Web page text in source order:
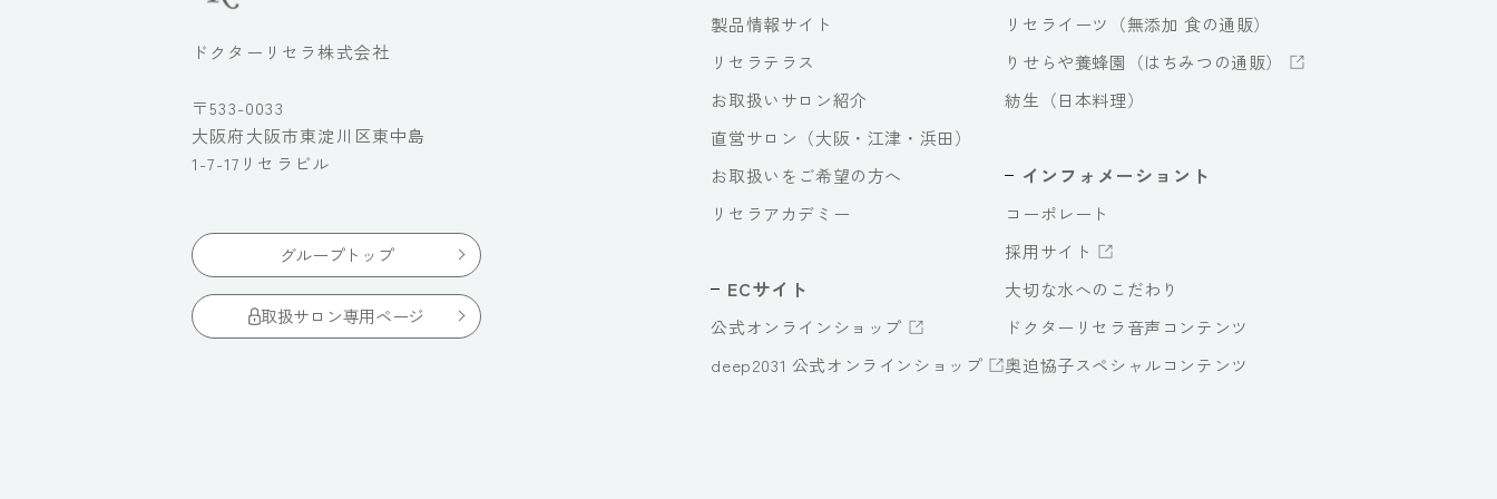
ドクターリセラ株式会社
〒533-0033
大阪府大阪市東淀川区東中島
1-7-17リセラビル
グループトップ
取扱サロン専用ページ
製品情報サイト
リセラテラス
お取扱いサロン紹介
直営サロン（大阪・江津・浜田）
お取扱いをご希望の方へ
リセラアカデミー
ECサイト
公式オンラインショップ
deep2031 公式オンラインショップ
リセライーツ（無添加 食の通販）
りせらや養蜂園（はちみつの通販）
紡生（日本料理）
インフォメーショント
コーポレート
採用サイト
大切な水へのこだわり
ドクターリセラ音声コンテンツ
奥迫協子スペシャルコンテンツ